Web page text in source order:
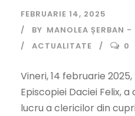
FEBRUARIE 14, 2025
BY MANOLEA ȘERBAN -
ACTUALITATE
0
Vineri, 14 februarie
Episcopiei Daciei Felix,
lucru a clericilor din